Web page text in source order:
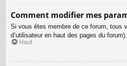
Comment modifier mes
Si vous êtes membre de ce forum, tous
d’utilisateur en haut des pages du
Haut